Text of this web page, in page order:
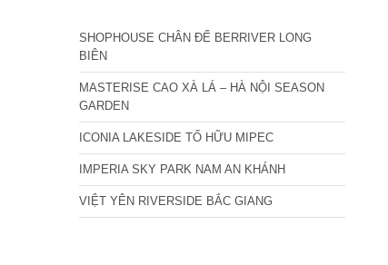
SHOPHOUSE CHÂN ĐẾ BERRIVER LONG
BIÊN
MASTERISE CAO XÀ LÁ – HÀ NỘI SEASON
GARDEN
ICONIA LAKESIDE TỐ HỮU MIPEC
IMPERIA SKY PARK NAM AN KHÁNH
VIỆT YÊN RIVERSIDE BẮC GIANG